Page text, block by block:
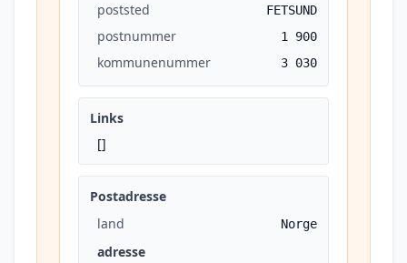
poststed FETSUND
postnummer 1 900
kommunenummer 3 030
Links
[]
Postadresse
land
Norge
adresse